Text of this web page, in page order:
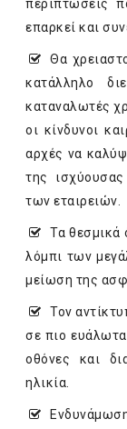
περιπτώσεις
επαρκεί και
­Θα
κατάλληλο
καταναλωτές
οι κίνδυνοι
αρχές να
της
των εταιρειών.
­Τα θεσμικά
λόμπι των
μείωση της
­Τον
σε πιο
οθόνες και
ηλικία.